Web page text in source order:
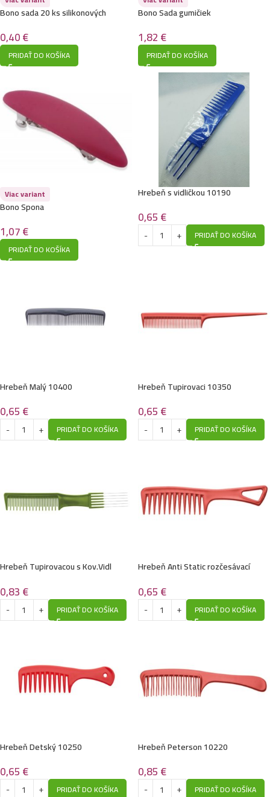
Bono sada 20 ks silikonových
0,40€
PRIDAŤ DO KOŠÍKA
Bono Sada gumičiek
1,82€
PRIDAŤ DO KOŠÍKA
Viac variant
Bono Spona
1,07€
PRIDAŤ DO KOŠÍKA
Hrebeň s vidličkou 10190
0,65€
PRIDAŤ DO KOŠÍKA
Hrebeň Malý 10400
0,65€
PRIDAŤ DO KOŠÍKA
Hrebeň Tupirovaci 10350
0,65€
PRIDAŤ DO KOŠÍKA
Hrebeň Tupirovacou s Kov.Vidl
0,83€
PRIDAŤ DO KOŠÍKA
Hrebeň Anti Static rozčesávací
0,65€
PRIDAŤ DO KOŠÍKA
Hrebeň Detský 10250
0,65€
PRIDAŤ DO KOŠÍKA
Hrebeň Peterson 10220
0,85€
PRIDAŤ DO KOŠÍKA